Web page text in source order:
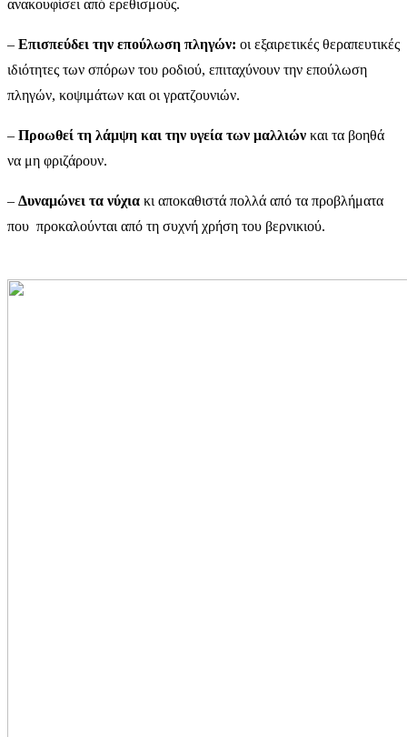
ανακουφίσει από ερεθισμούς.
– Επισπεύδει την επούλωση πληγών: οι εξαιρετικές θεραπευτικές
ιδιότητες των σπόρων του ροδιού, επιταχύνουν την επούλωση
πληγών, κοψιμάτων και οι γρατζουνιών.
– Προωθεί τη λάμψη και την υγεία των μαλλιών και τα βοηθά
να μη φριζάρουν.
– Δυναμώνει τα νύχια κι αποκαθιστά πολλά από τα προβλήματα
που προκαλούνται από τη συχνή χρήση του βερνικιού.